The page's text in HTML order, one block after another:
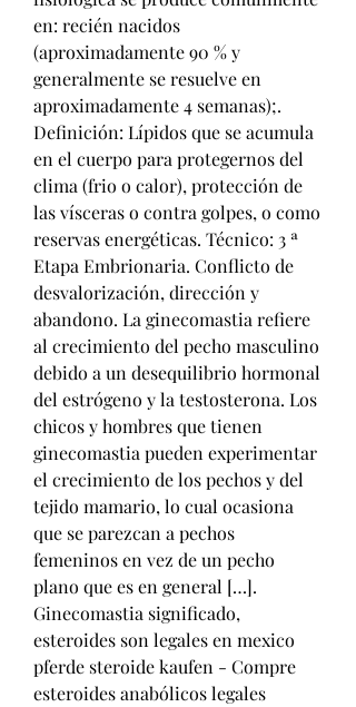
en: recién nacidos
(aproximadamente 90 % y
generalmente se resuelve en
aproximadamente 4 semanas);.
Definición: Lípidos que se acumula
en el cuerpo para protegernos del
clima (frio o calor), protección de
las vísceras o contra golpes, o como
reservas energéticas. Técnico: 3 ª
Etapa Embrionaria. Conflicto de
desvalorización, dirección y
abandono. La ginecomastia refiere
al crecimiento del pecho masculino
debido a un desequilibrio hormonal
del estrógeno y la testosterona. Los
chicos y hombres que tienen
ginecomastia pueden experimentar
el crecimiento de los pechos y del
tejido mamario, lo cual ocasiona
que se parezcan a pechos
femeninos en vez de un pecho
plano que es en general […].
Ginecomastia significado,
esteroides son legales en mexico
pferde steroide kaufen - Compre
esteroides anabólicos legales